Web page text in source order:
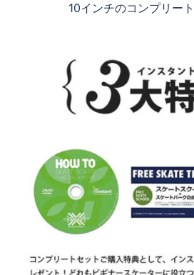
10インチのコンプリート